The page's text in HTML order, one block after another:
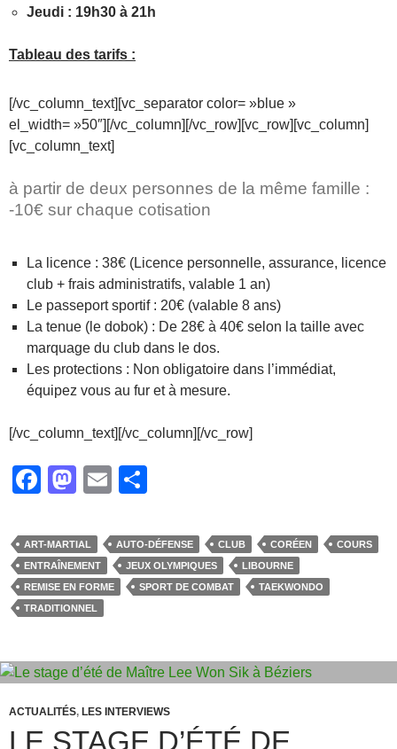
Jeudi : 19h30 à 21h
Tableau des tarifs :
[/vc_column_text][vc_separator color= »blue »
el_width= »50″][/vc_column][/vc_row][vc_row][vc_column]
[vc_column_text]
à partir de deux personnes de la même famille :
-10€ sur chaque cotisation
La licence : 38€ (Licence personnelle, assurance, licence
club + frais administratifs, valable 1 an)
Le passeport sportif : 20€ (valable 8 ans)
La tenue (le dobok) : De 28€ à 40€ selon la taille avec
marquage du club dans le dos.
Les protections : Non obligatoire dans l’immédiat,
équipez vous au fur et à mesure.
[/vc_column_text][/vc_column][/vc_row]
F
c
e
b
o
k
M
st
o
d
o
E
ail ta
g
er
ART-MARTIAL AUTO-DÉFENSE CLUB CORÉEN
COURS
ENTRAÎNEMENT
JEUX OLYMPIQUES
LIBOURNE
REMISE EN FORME
SPORT DE COMBAT
TAEKWONDO
TRADITIONNEL
ACTUALITÉS, LES INTERVIEWS
LE STAGE D’ÉTÉ DE